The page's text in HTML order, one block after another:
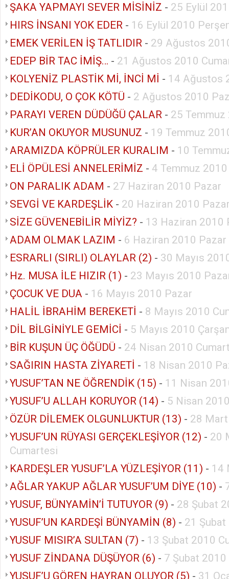
ŞAKA YAPMAYI SEVER MİSİNİZ - 25 Eylül
HIRS İNSANI YOK EDER - 16 Eylül 2010
EMEK VERİLEN İŞ TATLIDIR - 29 Ağustos
EDEP BİR TAC İMİŞ… - 21 Ağustos 2010
KOLYENİZ PLASTİK Mİ, İNCİ Mİ - 14 Ağustos
DEDİKODU, O ÇOK KÖTÜ - 2 Ağustos 2010
PARAYI VEREN DÜDÜĞÜ ÇALAR - 25
KUR’AN OKUYOR MUSUNUZ - 19 Temmuz
ARAMIZDA KÖPRÜLER KURALIM - 10
ELİ ÖPÜLESİ ANNELERİMİZ - 4 Temmuz
ON PARALIK ADAM - 27 Haziran 2010 Pazar
SEVGİ VE KARDEŞLİK - 20 Haziran 2010
SİZE GÜVENEBİLİR MİYİZ? - 13 Haziran 2010
ADAM OLMAK LAZIM - 6 Haziran 2010 Pazar
ESRARLI (SIRLI) OLAYLAR (2) - 30 Mayıs
Hz. MUSA İLE HIZIR (1) - 23 Mayıs 2010
ÇOCUK VE DUA - 16 Mayıs 2010 Pazar
HALİL İBRAHİM BEREKETİ - 8 Mayıs 2010
DİL BİLGİNİYLE GEMİCİ - 5 Mayıs 2010
BİR KUŞUN ÜÇ ÖĞÜDÜ - 24 Nisan 2010
SAĞIRIN HASTA ZİYARETİ - 18 Nisan 2010
YUSUF’TAN NE ÖĞRENDİK (15) - 11 Nisan
YUSUF’U ALLAH KORUYOR (14) - 5 Nisan
ÖZÜR DİLEMEK OLGUNLUKTUR (13) - 28
YUSUF’UN RÜYASI GERÇEKLEŞİYOR (12) - 20
Cumartesi
KARDEŞLER YUSUF’LA YÜZLEŞİYOR (11) - 14
AĞLAR YAKUP AĞLAR YUSUF’UM DİYE (10) -
YUSUF, BÜNYAMİN’İ TUTUYOR (9) - 28 Şubat
YUSUF’UN KARDEŞİ BÜNYAMİN (8) - 21
YUSUF MISIR’A SULTAN (7) - 13 Şubat 2010
YUSUF ZİNDANA DÜŞÜYOR (6) - 7 Şubat
YUSUF’U GÖREN HAYRAN OLUYOR (5) - 31